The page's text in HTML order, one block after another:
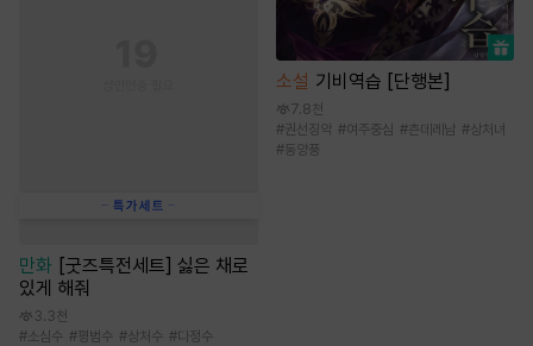
만화 [굿즈특전세트] 싫은 채로
있게 해줘
3.3천
#소심수 #평범수 #상처수 #다정수
소설 기비역습 [단행본]
7.8천
#권선징악 #여주중심 #츤데레남 #상처녀
#동양풍